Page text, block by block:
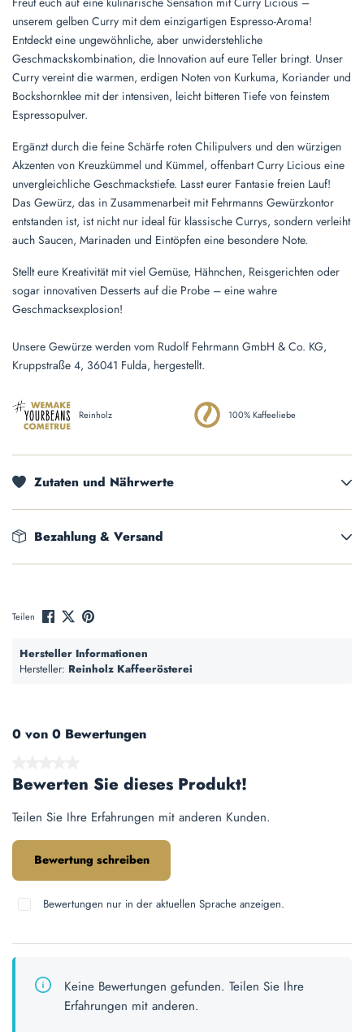
unserem gelben Curry mit dem einzigartigen Espresso-Aroma!
Entdeckt eine ungewöhnliche, aber unwiderstehliche
Geschmackskombination, die Innovation auf eure Teller bringt. Unser
Curry vereint die warmen, erdigen Noten von Kurkuma, Koriander und
Bockshornklee mit der intensiven, leicht bitteren Tiefe von feinstem
Espressopulver.
Ergänzt durch die feine Schärfe roten Chilipulvers und den würzigen
Akzenten von Kreuzkümmel und Kümmel, offenbart Curry Licious eine
unvergleichliche Geschmackstiefe. Lasst eurer Fantasie freien Lauf!
Das Gewürz, das in Zusammenarbeit mit Fehrmanns Gewürzkontor
entstanden ist, ist nicht nur ideal für klassische Currys, sondern verleiht
auch Saucen, Marinaden und Eintöpfen eine besondere Note.
Stellt eure Kreativität mit viel Gemüse, Hähnchen, Reisgerichten oder
sogar innovativen Desserts auf die Probe – eine wahre
Geschmacksexplosion!
Unsere Gewürze werden vom Rudolf Fehrmann GmbH & Co. KG,
Kruppstraße 4, 36041 Fulda, hergestellt.
Reinholz 100% Kaffeeliebe
Zutaten und Nährwerte
Bezahlung & Versand
Teilen
Hersteller Informationen
Hersteller: Reinholz Kaffeerösterei
0 von 0 Bewertungen
Bewerten Sie dieses Produkt!
Teilen Sie Ihre Erfahrungen mit anderen Kunden.
Bewertung schreiben
Bewertungen nur in der aktuellen Sprache anzeigen.
Keine Bewertungen gefunden. Teilen Sie Ihre
Erfahrungen mit anderen.